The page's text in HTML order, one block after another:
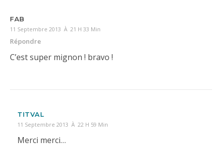
FAB
11 Septembre 2013 À 21 H 33 Min
Répondre
C’est super mignon ! bravo !
TITVAL
11 Septembre 2013 À 22 H 59 Min
Merci merci…